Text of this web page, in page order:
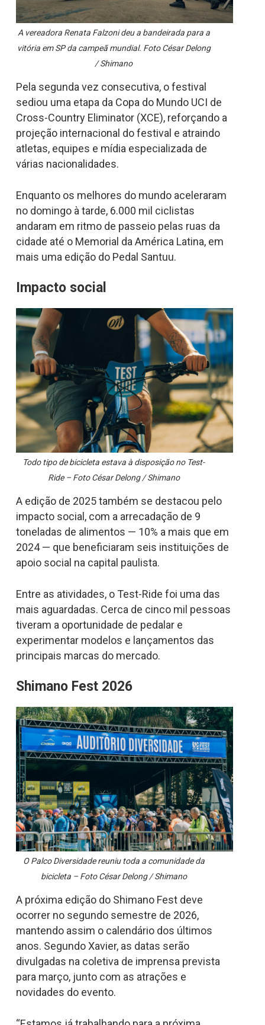
A vereadora Renata Falzoni deu a bandeirada para a
vitória em SP da campeã mundial. Foto César Delong
/ Shimano
Pela segunda vez consecutiva, o festival
sediou uma etapa da Copa do Mundo UCI de
Cross-Country Eliminator (XCE), reforçando a
projeção internacional do festival e atraindo
atletas, equipes e mídia especializada de
várias nacionalidades.
Enquanto os melhores do mundo aceleraram
no domingo à tarde, 6.000 mil ciclistas
andaram em ritmo de passeio pelas ruas da
cidade até o Memorial da América Latina, em
mais uma edição do Pedal Santuu.
Impacto social
Todo tipo de bicicleta estava à disposição no Test-
Ride – Foto César Delong / Shimano
A edição de 2025 também se destacou pelo
impacto social, com a arrecadação de 9
toneladas de alimentos — 10% a mais que em
2024 — que beneficiaram seis instituições de
apoio social na capital paulista.
Entre as atividades, o Test-Ride foi uma das
mais aguardadas. Cerca de cinco mil pessoas
tiveram a oportunidade de pedalar e
experimentar modelos e lançamentos das
principais marcas do mercado.
Shimano Fest 2026
O Palco Diversidade reuniu toda a comunidade da
bicicleta – Foto César Delong / Shimano
A próxima edição do Shimano Fest deve
ocorrer no segundo semestre de 2026,
mantendo assim o calendário dos últimos
anos. Segundo Xavier, as datas serão
divulgadas na coletiva de imprensa prevista
para março, junto com as atrações e
novidades do evento.